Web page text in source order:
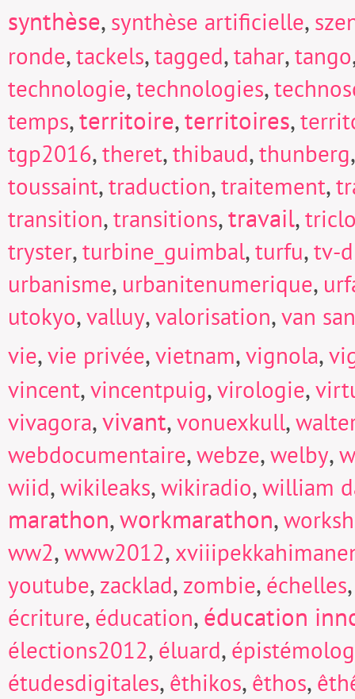
synthèse, synthèse artificielle,
ronde,tackels,tagged,tahar,tango
technologie,technologies,
temps,territoire,territoires,
tgp2016,theret,thibaud,thunberg
toussaint,traduction,traitement,
transition,transitions,travail,
tryster,turbine_guimbal,turfu,tv-
urbanisme, urbanitenumerique,
utokyo,valluy,valorisation,van
vie,vie privée,vietnam,vignola,
vincent,vincentpuig,virologie,
vivagora,vivant,vonuexkull,
webdocumentaire,webze,welby,
wiid,wikileaks,wikiradio,william
marathon,workmarathon,
ww2,www2012,
youtube, zacklad, zombie, échelles
écriture, éducation,éducation
élections2012, éluard,
étudesdigitales, êthikos, êthos,